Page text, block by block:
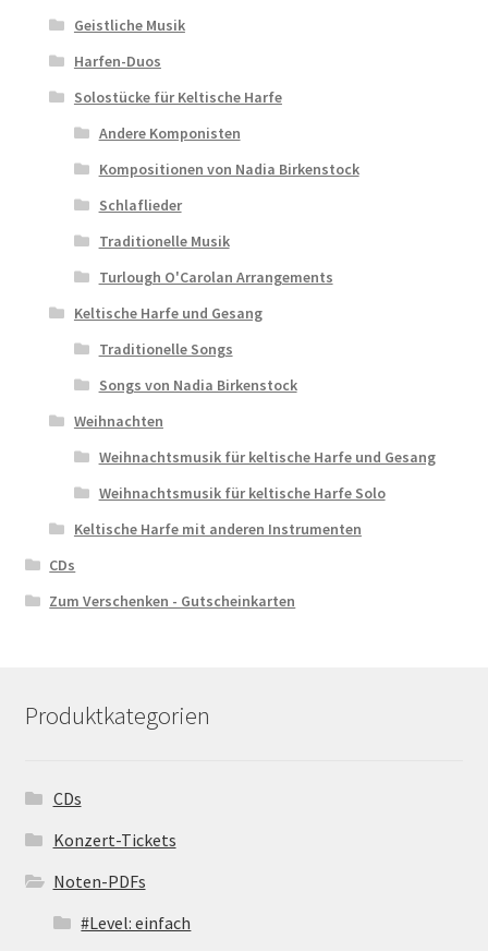
Geistliche Musik
Harfen-Duos
Solostücke für Keltische Harfe
Andere Komponisten
Kompositionen von Nadia Birkenstock
Schlaflieder
Traditionelle Musik
Turlough O'Carolan Arrangements
Keltische Harfe und Gesang
Traditionelle Songs
Songs von Nadia Birkenstock
Weihnachten
Weihnachtsmusik für keltische Harfe und Gesang
Weihnachtsmusik für keltische Harfe Solo
Keltische Harfe mit anderen Instrumenten
CDs
Zum Verschenken - Gutscheinkarten
Produktkategorien
CDs
Konzert-Tickets
Noten-PDFs
#Level: einfach